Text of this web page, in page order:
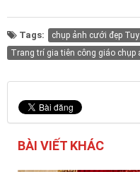
Tags:
chụp ảnh cưới đẹp Tuy
Trang trí gia tiên công giáo chụp
BÀI VIẾT KHÁC